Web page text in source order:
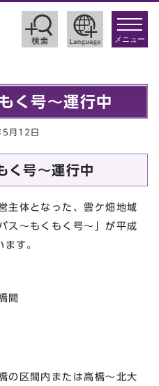
toggle
メニュー
く号～運行中
月12日
く号～運行中
主体となった、雲ケ畑地域
ス～もくもく号～」が平成
す。
間
区間内または高橋～北大